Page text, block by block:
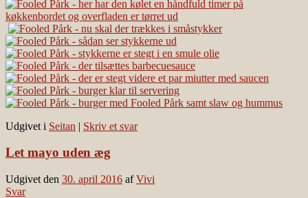
Udgivet i Seitan | Skriv et svar
Let mayo uden æg
Udgivet den 30. april 2016 afVivi
Svar